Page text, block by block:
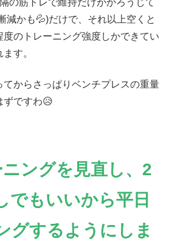
の筋トレで維持だけがかろうじて
減かも💦)だけで、それ以上空くと
度のトレーニング強度しかできてい
す。
てからさっぱりベンチプレスの重量
ずですわ😥
ングを見直し、2
でもいいから平日
グするようにしま